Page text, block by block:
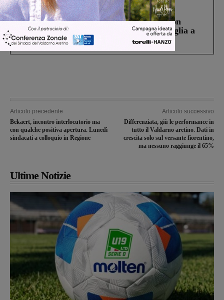
Cronaca 3 Agosto 2026
Scomparso da una struttura di Castiglion
Fiorentino l’uomo che aveva ucciso la figlia a
Levane nel 2020
Articolo precedente
Bekaert, incontro interlocutorio ma
con qualche positiva apertura. Lunedì
sindacati a colloquio in Regione
Articolo successivo
Differenziata, giù le performance in
tutto il Valdarno aretino. Dati in
crescita solo sul versante fiorentino,
ma nessuno raggiunge il 65%
Ultime Notizie